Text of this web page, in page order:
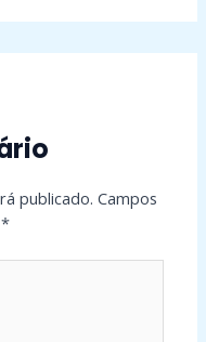
publicado. Campos
*